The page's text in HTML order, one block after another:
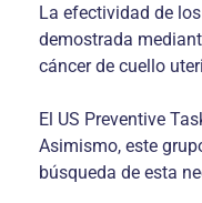
La efectividad de
demostrada
cáncer de cuello
El US Preventive
Asimismo, este
búsqueda de esta